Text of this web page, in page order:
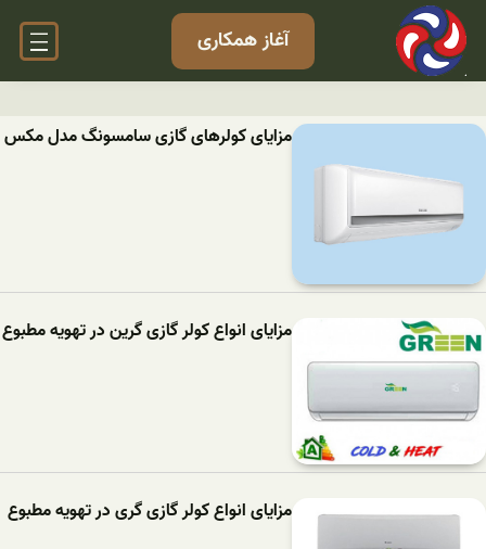
آغاز همکاری
مزایای کولرهای گازی سامسونگ مدل مکس
مزایای انواع کولر گازی گرین در تهویه مطبوع
مزایای انواع کولر گازی گری در تهویه مطبوع